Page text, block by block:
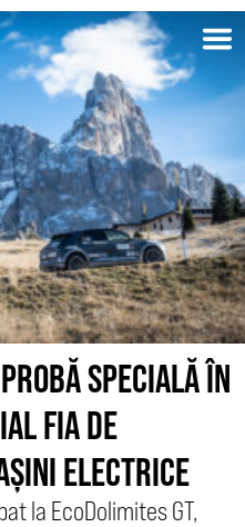
SPECIALĂ ÎN
FIA DE
ELECTRICE
la EcoDolimites GT,